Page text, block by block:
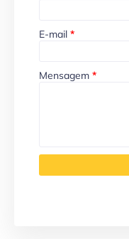
E-mail *
Mensagem *